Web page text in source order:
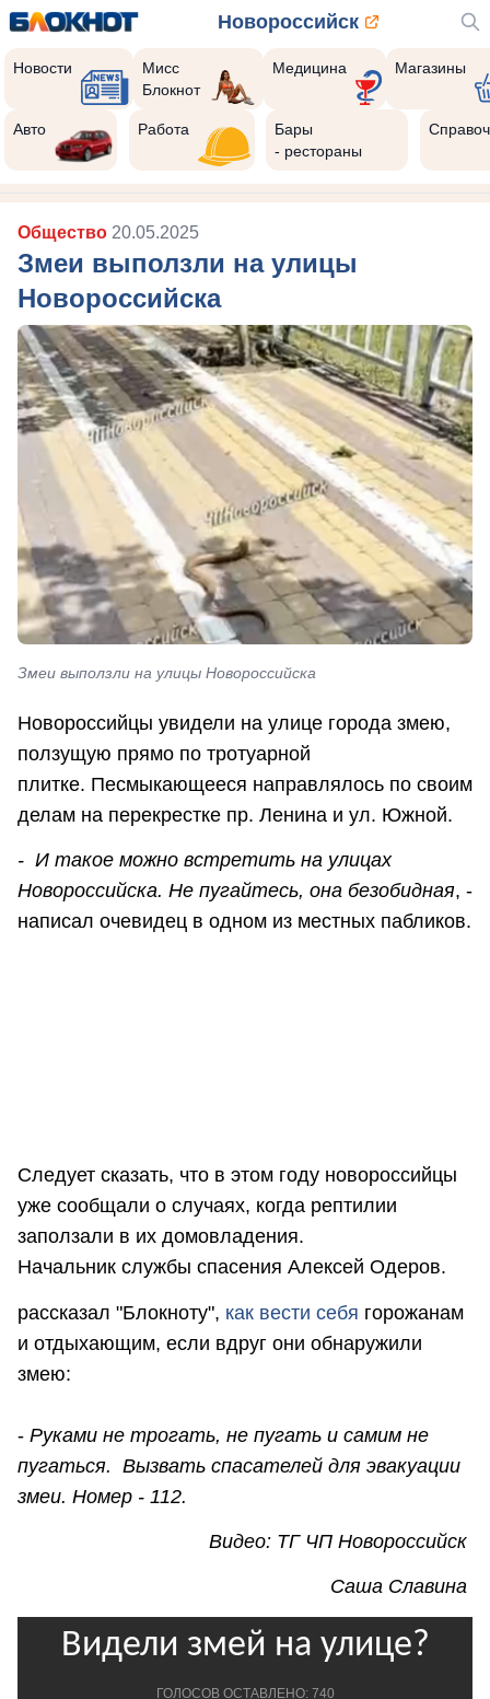
Новороссийск
Новости
Мисс
Блокнот
Медицина Магазины
Авто Работа
Бары
- рестораны
Общество 20.05.2025
Змеи выползли на улицы
Новороссийска
Змеи выползли на улицы Новороссийска
Новороссийцы увидели на улице города змею,
ползущую прямо по тротуарной
плитке. Песмыкающееся направлялось по своим
делам на перекрестке пр. Ленина и ул. Южной.
- И такое можно встретить на улицах
Новороссийска. Не пугайтесь, она безобидная, -
написал очевидец в одном из местных пабликов.
Следует сказать, что в этом году новороссийцы
уже сообщали о случаях, когда рептилии
заползали в их домовладения.
Начальник службы спасения Алексей Одеров.
рассказал "Блокноту", как вести себя горожанам
и отдыхающим, если вдруг они обнаружили
змею:
- Руками не трогать, не пугать и самим не
пугаться. Вызвать спасателей для эвакуации
змеи. Номер - 112.
Видео: ТГ ЧП Новороссийск
Саша Славина